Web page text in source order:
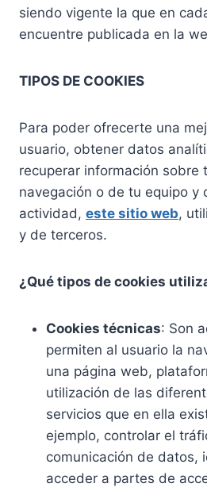
siendo vigente la que en
encuentre publicada en la
TIPOS DE COOKIES
Para poder ofrecerte una
usuario, obtener datos
recuperar información sobre
navegación o de tu equipo y
actividad, este sitio web,
y de terceros.
¿Qué tipos de cookies
Cookies técnicas: Son
permiten al usuario la
una página web,
utilización de las
servicios que en ella
ejemplo, controlar el
comunicación de datos,
acceder a partes de